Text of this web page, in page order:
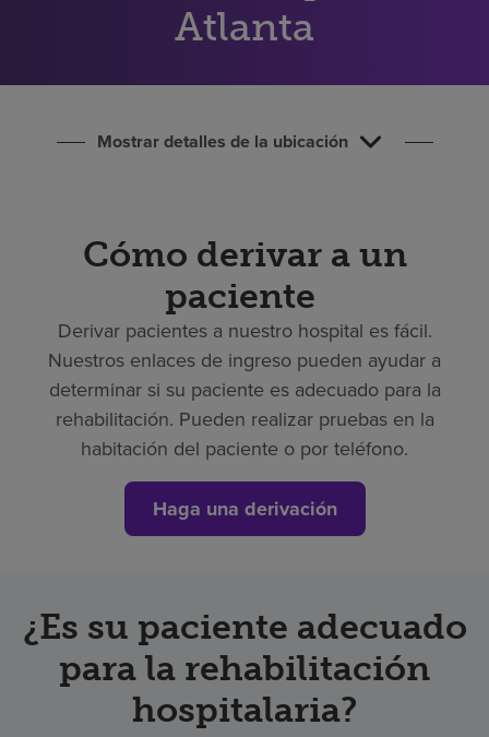
Atlanta
Mostrar detalles de la ubicación
Cómo derivar a un
paciente
Derivar pacientes a nuestro hospital es fácil.
Nuestros enlaces de ingreso pueden ayudar a
determinar si su paciente es adecuado para la
rehabilitación. Pueden realizar pruebas en la
habitación del paciente o por teléfono.
Haga una derivación
¿Es su paciente adecuado
para la rehabilitación
hospitalaria?